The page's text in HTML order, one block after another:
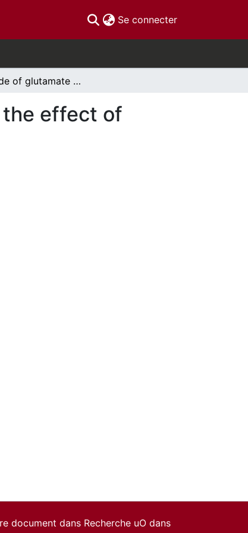
Se connecter(current)
Blockade of glutamate NMDA receptors facilitates the effect of chronic stress
the effect of
document dans Recherche uO dans